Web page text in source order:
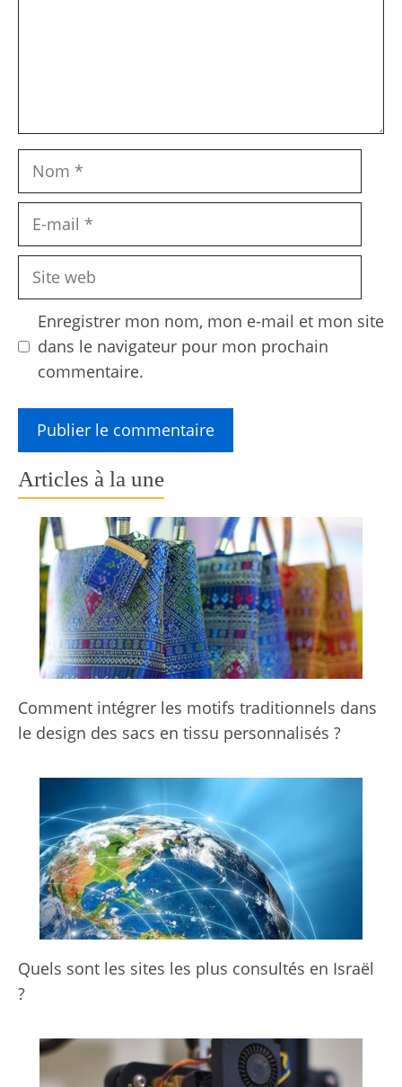
Nom
Site
Enregistrer mon nom, mon e-mail et mon site
dans le navigateur pour mon prochain
commentaire.
Articles à la une
Comment intégrer les motifs traditionnels dans
le design des sacs en tissu personnalisés ?
Quels sont les sites les plus consultés en Israël
?